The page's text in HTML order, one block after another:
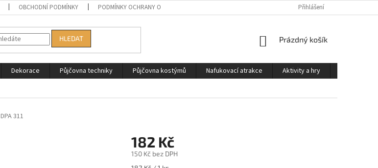
OBCHODNÍ PODMÍNKY PODMÍNKY OCHRANY OSOBNÍCH ÚDAJŮ PODMÍNKY PRO PŮJČOVNU KOSTÝMŮ
Přihlášení
HLEDAT
NÁKUPNÍ
Prázdný košík
Dekorace Půjčovna techniky Půjčovna kostýmů Nafukovací atrakce Aktivity a hry
DPA 311
182 Kč
150 Kč bez DPH